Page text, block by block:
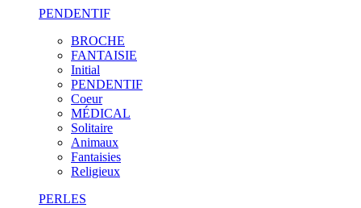
PENDENTIF
BROCHE
FANTAISIE
Initial
PENDENTIF
Coeur
MÉDICAL
Solitaire
Animaux
Fantaisies
Religieux
PERLES